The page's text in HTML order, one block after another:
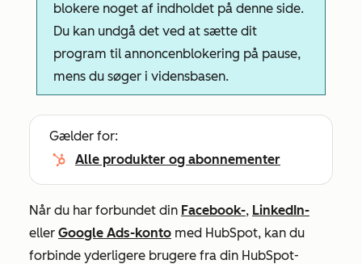
blokere noget af indholdet på denne side.
Du kan undgå det ved at sætte dit
program til annoncenblokering på pause,
mens du søger i vidensbasen.
Gælder for:
Alle produkter og abonnementer
Når du har forbundet din Facebook-, LinkedIn-
eller Google Ads-konto med HubSpot, kan du
forbinde yderligere brugere fra din HubSpot-